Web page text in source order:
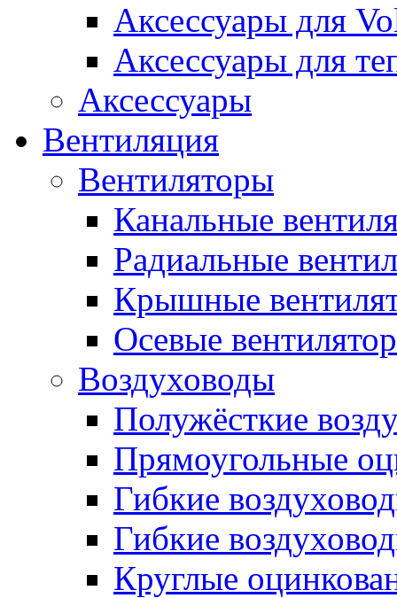
Аксессуары для
Аксессуары для
Аксессуары
Вентиляция
Вентиляторы
Канальные
Радиальные
Крышные
Осевые
Воздуховоды
Полужёсткие
Прямоугольные
Гибкие
Гибкие
Круглые